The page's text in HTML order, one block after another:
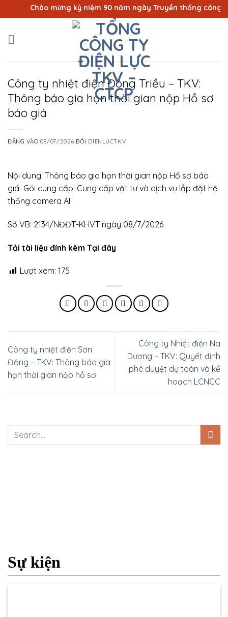
qua
dung
Chào mừng kỷ niệm 90 năm ngày Truyền thống công
Công ty nhiệt điện Đông Triều – TKV:
Thông báo gia hạn thời gian nộp Hồ sơ
báo giá
ĐĂNG VÀO08/07/2026 BỞI DIENLUCTKV
Nội dung: Thông báo gia hạn thời gian nộp Hồ sơ báo
giá Gói cung cấp: Cung cấp vật tư và dịch vụ lắp đặt hệ
thống camera AI
Số VB: 2134/NĐĐT-KHVT ngày 08/7/2026
Tải tài liệu đính kèm Tại đây
Lượt xem: 175
Công ty nhiệt điện Sơn
Động – TKV: Thông báo gia
hạn thời gian nộp hồ sơ
Công ty Nhiệt điện Na
Dương – TKV: Quyết định
phê duyệt dự toán và kế
hoạch LCNCC
Sự kiện